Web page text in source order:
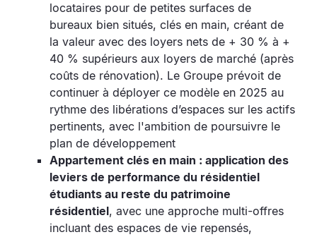
locataires pour de petites surfaces de
bureaux bien situés, clés en main, créant de
la valeur avec des loyers nets de + 30 % à +
40 % supérieurs aux loyers de marché (après
coûts de rénovation). Le Groupe prévoit de
continuer à déployer ce modèle en 2025 au
rythme des libérations d’espaces sur les actifs
pertinents, avec l'ambition de poursuivre le
plan de développement
Appartement clés en main : application des
leviers de performance du résidentiel
étudiants au reste du patrimoine
résidentiel, avec une approche multi-offres
incluant des espaces de vie repensés,